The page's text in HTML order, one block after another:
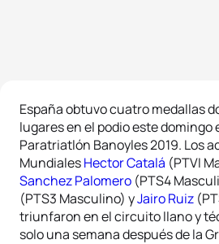
España obtuvo cuatro medallas
lugares en el podio este domingo
Paratriatlón Banoyles 2019. Los
MundialesHector Catalá (PTVI
Sanchez Palomero (PTS4
(PTS3 Masculino) yJairo Ruiz
triunfaron en el circuito llano y
solo una semana después de la